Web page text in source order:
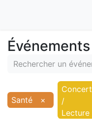
Événements
Santé ×
Concert
/
Lecture